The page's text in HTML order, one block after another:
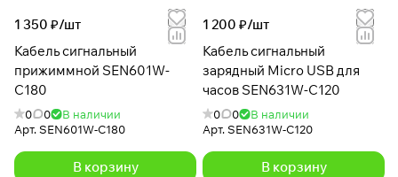
1 350 ₽/шт
Кабель сигнальный
прижиммной SEN601W-
C180
0 0
В наличии
Арт.SEN601W-C180
В корзину
1 200 ₽/шт
Кабель сигнальный
зарядный Micro USB для
часов SEN631W-C120
0 0
В наличии
Арт.SEN631W-C120
В корзину